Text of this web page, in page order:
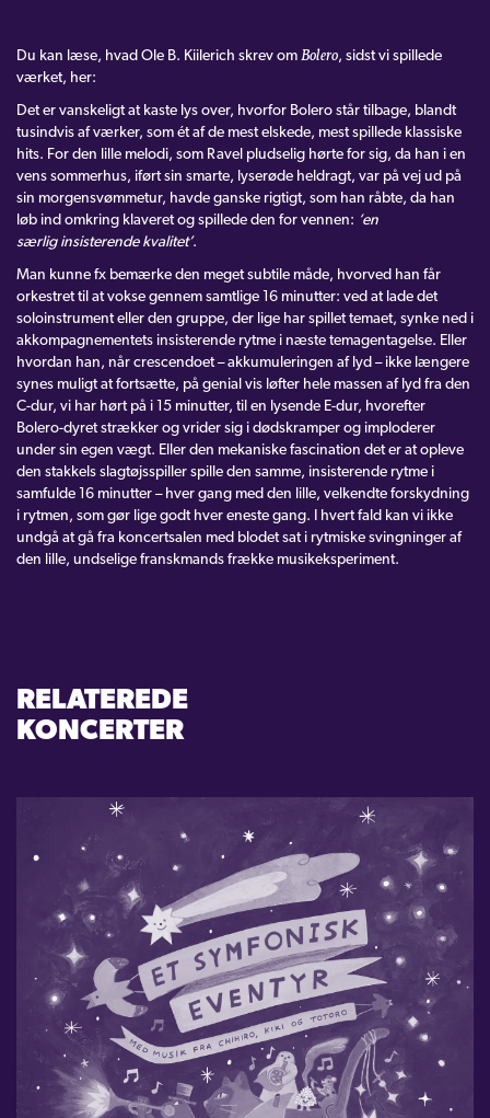
Du kan læse, hvad Ole B. Kiilerich skrev om Bolero, sidst vi spillede
værket, her:
Det er vanskeligt at kaste lys over, hvorfor Bolero står tilbage, blandt
tusindvis af værker, som ét af de mest elskede, mest spillede klassiske
hits. For den lille melodi, som Ravel pludselig hørte for sig, da han i en
vens sommerhus, iført sin smarte, lyserøde heldragt, var på vej ud på
sin morgensvømmetur, havde ganske rigtigt, som han råbte, da han
løb ind omkring klaveret og spillede den for vennen: ‘en
særlig insisterende kvalitet’.
Man kunne fx bemærke den meget subtile måde, hvorved han får
orkestret til at vokse gennem samtlige 16 minutter: ved at lade det
soloinstrument eller den gruppe, der lige har spillet temaet, synke ned i
akkompagnementets insisterende rytme i næste temagentagelse. Eller
hvordan han, når crescendoet – akkumuleringen af lyd – ikke længere
synes muligt at fortsætte, på genial vis løfter hele massen af lyd fra den
C-dur, vi har hørt på i 15 minutter, til en lysende E-dur, hvorefter
Bolero-dyret strækker og vrider sig i dødskramper og imploderer
under sin egen vægt. Eller den mekaniske fascination det er at opleve
den stakkels slagtøjsspiller spille den samme, insisterende rytme i
samfulde 16 minutter – hver gang med den lille, velkendte forskydning
i rytmen, som gør lige godt hver eneste gang. I hvert fald kan vi ikke
undgå at gå fra koncertsalen med blodet sat i rytmiske svingninger af
den lille, undselige franskmands frække musikeksperiment.
RELATEREDE
KONCERTER